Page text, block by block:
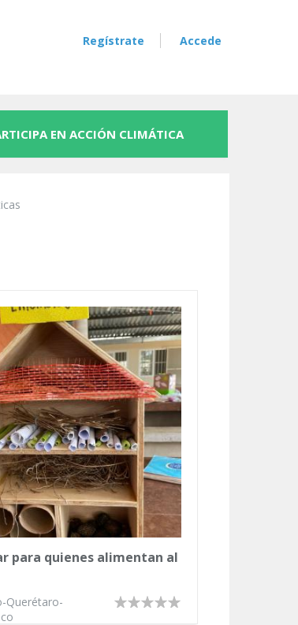
Regístrate Accede
EN ACCIÓN CLIMÁTICA
para quienes alimentan al
Querétaro-